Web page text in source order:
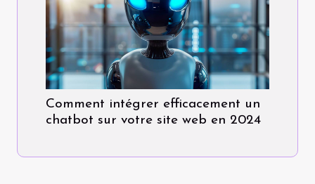
Comment intégrer efficacement un
chatbot sur votre site web en 2024